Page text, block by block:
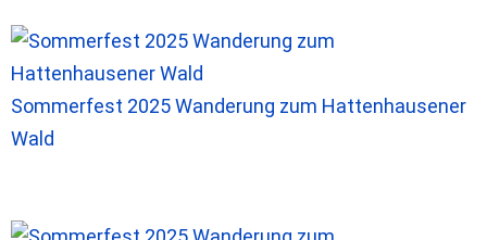
Sommerfest 2025 Wanderung zum Hattenhausener
Wald